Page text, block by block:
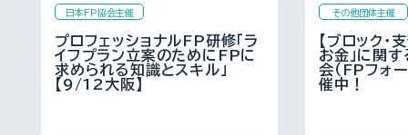
【不動産調査】建物の建築可否
を左右する、道路、ライフライ
ン、法令制限～役所調査の概
要：後編～（置鮎謙治氏）
FP・専門家に聞く 2026.07.28
【資産形成】資産運用、正しくで
きていますか？（平井美穂氏）
熱中症や水辺の事故……夏のア
クシデントに民間保険は使える
のか？
日本FP協会主催
プロフェッショナルFP研修「ラ
イフプラン立案のためにFPに
求められる知識とスキル」
【9/12大阪】
その他団体主催
【ブロック・
お金」に関
会（FPフォ
催中！